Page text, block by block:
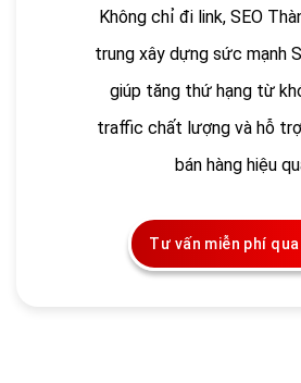
Không chỉ đi link, SEO
trung xây dựng sức mạnh
giúp tăng thứ hạng từ
traffic chất lượng và hỗ
bán hàng hiệu
Tư vấn miễn phí